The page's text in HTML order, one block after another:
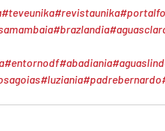
#teveunika#revistaunika
#brazlandia
#entornodf#abadiania
#luziania#padrebernardo